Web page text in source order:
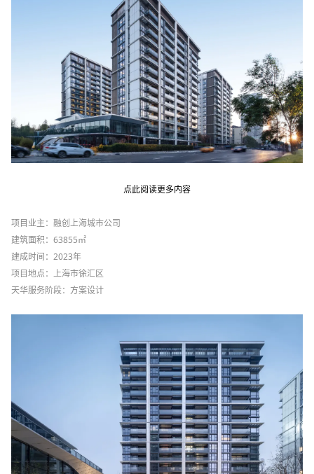
点此阅读更多内容
项目业主：融创上海城市公司
建筑面积： 63855㎡
建成时间： 2023年
项目地点：上海市徐汇区
天华服务阶段： 方案设计